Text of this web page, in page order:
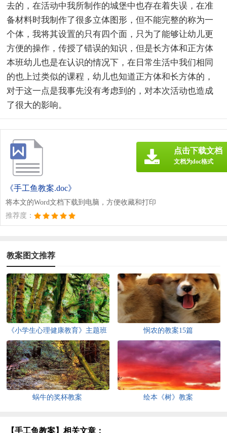
去的，在活动中我所制作的城堡中也存在着失误，在准
备材料时我制作了很多立体图形，但不能完整的称为一
个体，我将其设置的只有四个面，只为了能够让幼儿更
方便的操作，传授了错误的知识，但是长方体和正方体
本班幼儿也是在认识的情况下，在日常生活中我们相同
的也上过类似的课程，幼儿也知道正方体和长方体的，
对于这一点是我事先没有考虑到的，对本次活动也造成
了很大的影响。
《手工鱼教案.doc》
将本文的Word文档下载到电脑，方便收藏和打印
推荐度：
点击下载文档
文档为doc格式
教案图文推荐
《小学生心理健康教育》主题班
会教案
悯农的教案15篇
蜗牛的奖杯教案 绘本《树》教案
【手工鱼教案】相关文章：